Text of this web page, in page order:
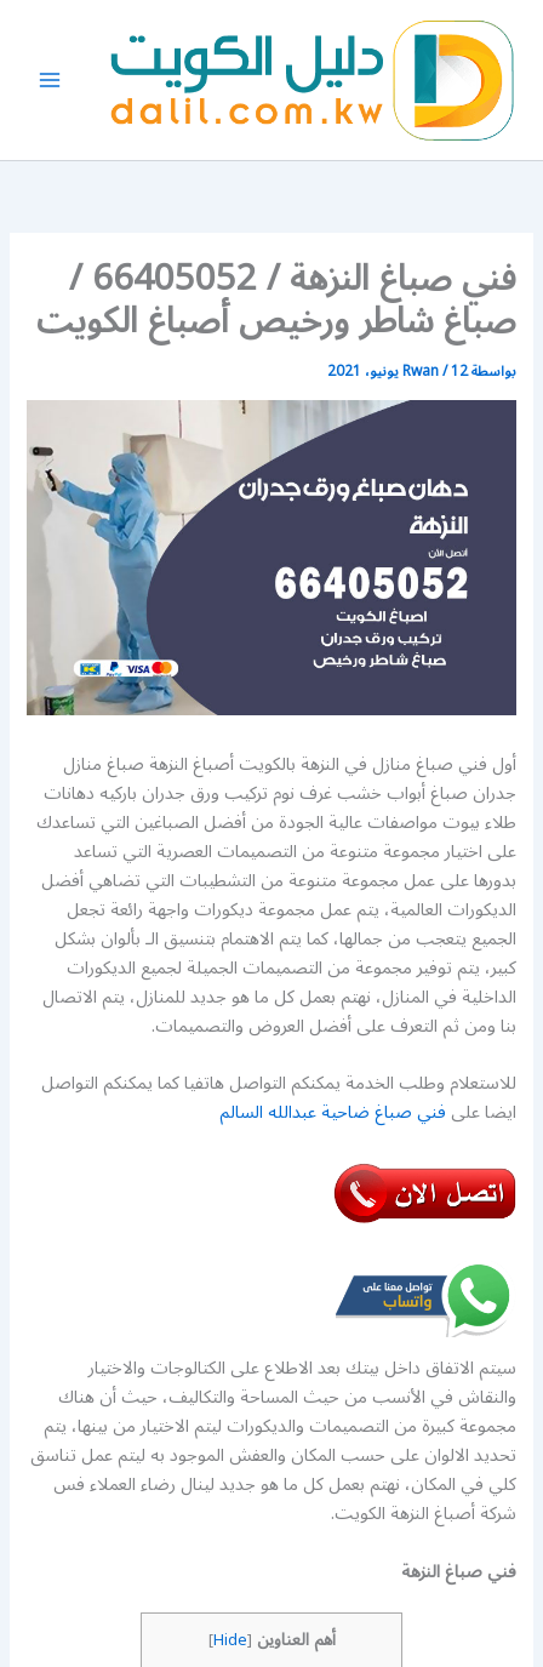
المحتوى
فني صباغ النزهة / 66405052 /
صباغ شاطر ورخيص أصباغ الكويت
بواسطة Rwan/12 يونيو، 2021
أول فني صباغ منازل في النزهة بالكويت أصباغ النزهة صباغ منازل
جدران صباغ أبواب خشب غرف نوم تركيب ورق جدران باركيه دهانات
طلاء بيوت مواصفات عالية الجودة من أفضل الصباغين التي تساعدك
على اختيار مجموعة متنوعة من التصميمات العصرية التي تساعد
بدورها على عمل مجموعة متنوعة من التشطيبات التي تضاهي أفضل
الديكورات العالمية، يتم عمل مجموعة ديكورات واجهة رائعة تجعل
الجميع يتعجب من جمالها، كما يتم الاهتمام بتنسيق الـ بألوان بشكل
كبير، يتم توفير مجموعة من التصميمات الجميلة لجميع الديكورات
الداخلية في المنازل، نهتم بعمل كل ما هو جديد للمنازل، يتم الاتصال
بنا ومن ثم التعرف على أفضل العروض والتصميمات.
للاستعلام وطلب الخدمة يمكنكم التواصل هاتفيا كما يمكنكم التواصل
ايضا علىفني صباغ ضاحية عبدالله السالم
سيتم الاتفاق داخل بيتك بعد الاطلاع على الكتالوجات والاختيار
والنقاش في الأنسب من حيث المساحة والتكاليف، حيث أن هناك
مجموعة كبيرة من التصميمات والديكورات ليتم الاختيار من بينها، يتم
تحديد الالوان على حسب المكان والعفش الموجود به ليتم عمل تناسق
كلي في المكان، نهتم بعمل كل ما هو جديد لينال رضاء العملاء فس
شركة أصباغ النزهة الكويت.
فني صباغ النزهة
أهم العناوين [
Hide
]